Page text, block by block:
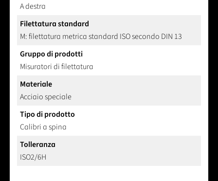
A destra
Filettatura standard
M: filettatura metrica standard ISO secondo DIN 13
Gruppo di prodotti
Misuratori di filettatura
Materiale
Acciaio speciale
Tipo di prodotto
Calibri a spina
Tolleranza
ISO2/6H